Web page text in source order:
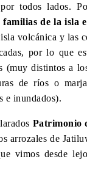
todos lados.
familias de la isla
volcánica y las
por lo que
(muy distintos a
de ríos o
e inundados).
Patrimonio
arrozales de
vimos desde